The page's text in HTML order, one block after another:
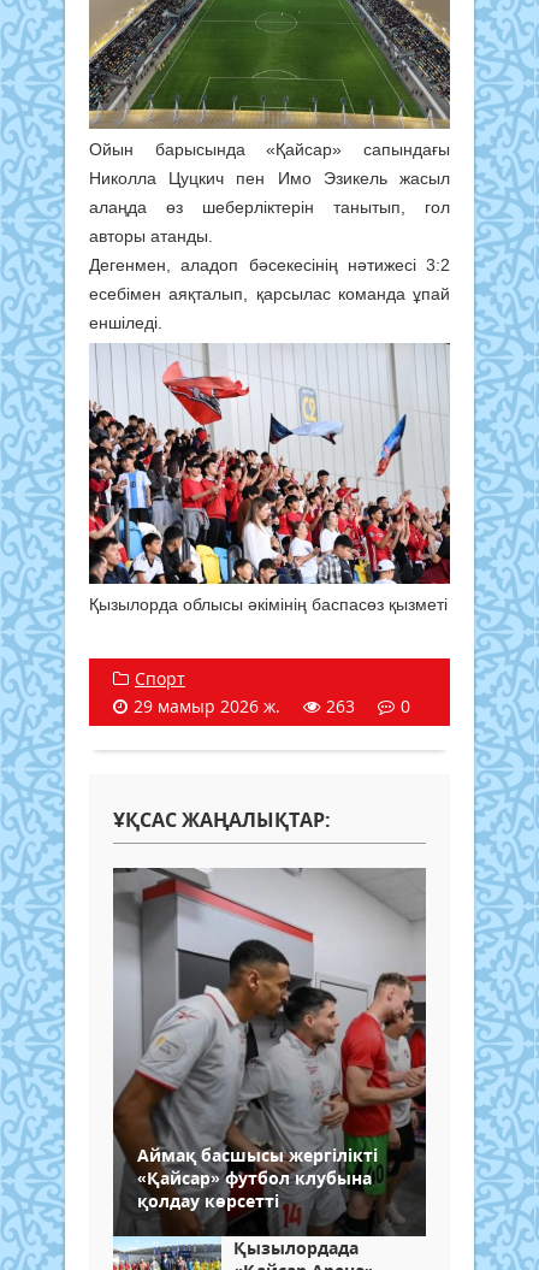
Ойын барысында «Қайсар» сапындағы
Николла Цуцкич пен Имо Эзикель жасыл
алаңда өз шеберліктерін танытып, гол
авторы атанды.
Дегенмен, аладоп бәсекесінің нәтижесі 3:2
есебімен аяқталып, қарсылас команда ұпай
еншіледі.
Қызылорда облысы әкімінің баспасөз қызметі
Спорт
29 мамыр 2026 ж.
263 0
ҰҚСАС ЖАҢАЛЫҚТАР:
Аймақ басшысы жергілікті
«Қайсар» футбол клубына
қолдау көрсетті
Қызылордада